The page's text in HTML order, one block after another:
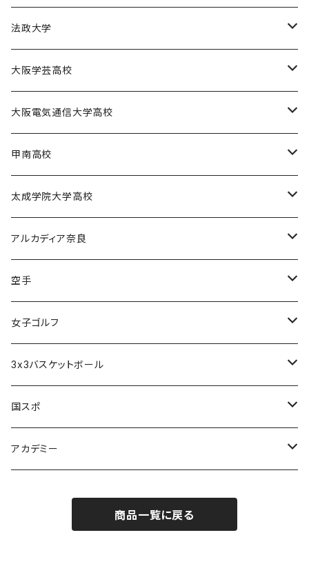
天理大学男子バレーボール部
天理大学女子ハンドボール部
同志社大学体育会サッカー部
浜松学院大学男子バスケットボール部
法政大学
法政大学バスケットボール部
大阪学芸高校
大阪学芸高校バスケットボール部
大阪電気通信大学高校
電通高硬式野球部
電通高男子バスケットボール部
甲南高校
甲南高校男子バスケットボール部
甲南高校野球部
太成学院大学高校
太成学院高校男子バスケットボール部
アルカディア奈良
アルカディア奈良 - 公式グッズ -
アルカディア奈良 - ファンクラブ入会 -
空手
橋本大夢
女子ゴルフ
久世 夏乃香
3x3バスケットボール
奈良グレートブッターズ
国スポ
奈良県成年男子バスケットボール
アカデミー
商品一覧に戻る